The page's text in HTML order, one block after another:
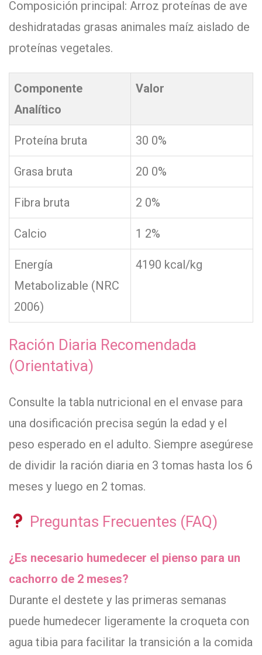
Composición principal: Arroz proteínas de ave
deshidratadas grasas animales maíz aislado de
proteínas vegetales.
Componente
Analítico
Valor
Proteína bruta 30 0%
Grasa bruta 20 0%
Fibra bruta 2 0%
Calcio 1 2%
Energía
Metabolizable (NRC
2006)
4190 kcal/kg
Ración Diaria Recomendada
(Orientativa)
Consulte la tabla nutricional en el envase para
una dosificación precisa según la edad y el
peso esperado en el adulto. Siempre asegúrese
de dividir la ración diaria en 3 tomas hasta los 6
meses y luego en 2 tomas.
Preguntas Frecuentes (FAQ)
¿Es necesario humedecer el pienso para un
cachorro de 2 meses?
Durante el destete y las primeras semanas
puede humedecer ligeramente la croqueta con
agua tibia para facilitar la transición a la comida